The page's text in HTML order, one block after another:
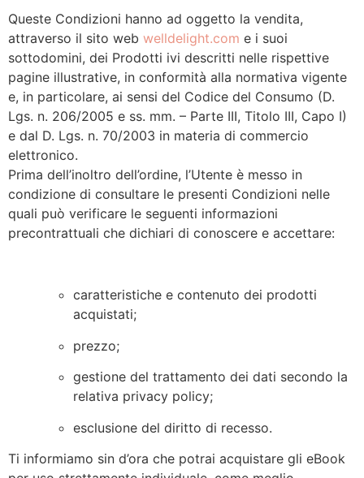
Queste Condizioni hanno ad oggetto la vendita,
attraverso il sito web welldelight.com e i suoi
sottodomini, dei Prodotti ivi descritti nelle rispettive
pagine illustrative, in conformità alla normativa vigente
e, in particolare, ai sensi del Codice del Consumo (D.
Lgs. n. 206/2005 e ss. mm. – Parte III, Titolo III, Capo I)
e dal D. Lgs. n. 70/2003 in materia di commercio
elettronico.
Prima dell’inoltro dell’ordine, l’Utente è messo in
condizione di consultare le presenti Condizioni nelle
quali può verificare le seguenti informazioni
precontrattuali che dichiari di conoscere e accettare:
caratteristiche e contenuto dei prodotti
acquistati;
prezzo;
gestione del trattamento dei dati secondo la
relativa privacy policy;
esclusione del diritto di recesso.
Ti informiamo sin d’ora che potrai acquistare gli eBook